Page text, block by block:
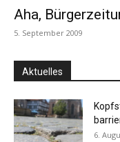
Aha,
5. September 2009
Aktuelles
6.